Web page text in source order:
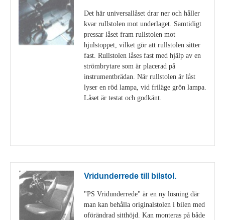
Det här universallåset drar ner och håller
kvar rullstolen mot underlaget. Samtidigt
pressar låset fram rullstolen mot
hjulstoppet, vilket gör att rullstolen sitter
fast. Rullstolen låses fast med hjälp av en
strömbrytare som är placerad på
instrumentbrädan. När rullstolen är låst
lyser en röd lampa, vid friläge grön lampa.
Låset är testat och godkänt.
Vridunderrede till bilstol.
"PS Vridunderrede" är en ny lösning där
man kan behålla originalstolen i bilen med
oförändrad sitthöjd. Kan monteras på både